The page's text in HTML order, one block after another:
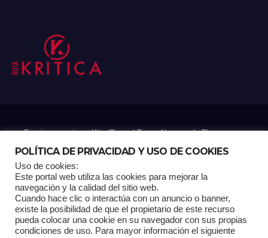
Funciona gracias a WordPress|Tema: Newsup deThemeansar
Home Análisis Carrito RK Contactos Documental Gracias !
Multimedia Página de ejemplo Pagina Principal Pago
POLÍTICA DE PRIVACIDAD Y USO DE COOKIES
Uso de cookies:
Este portal web utiliza las cookies para mejorar la
navegación y la calidad del sitio web.
Cuando hace clic o interactúa con un anuncio o banner,
existe la posibilidad de que el propietario de este recurso
pueda colocar una cookie en su navegador con sus propias
condiciones de uso. Para mayor información el siguiente